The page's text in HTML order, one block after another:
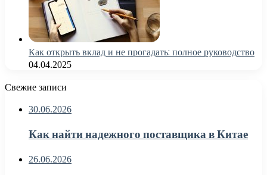
Как открыть вклад и не прогадать: полное руководство
04.04.2025
Свежие записи
30.06.2026
Как найти надежного поставщика в Китае
26.06.2026